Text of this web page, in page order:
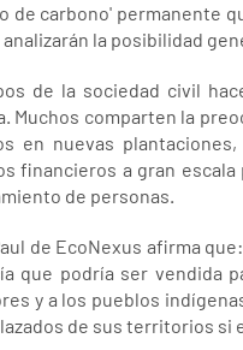
de carbono' permanente
la posibilidad
de la sociedad civil
Muchos comparten la
en nuevas
financieros a gran
de personas.
de EcoNexus afirma
que podría ser vendida
y a los pueblos
de sus territorios si